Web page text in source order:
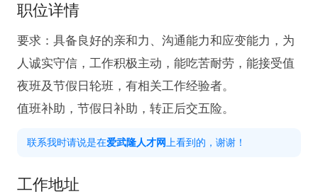
职位详情
要求：具备良好的亲和力、沟通能力和应变能力，为
人诚实守信，工作积极主动，能吃苦耐劳，能接受值
夜班及节假日轮班，有相关工作经验者。
值班补助，节假日补助，转正后交五险。
联系我时请说是在爱武隆人才网 上看到的，谢谢！
工作地址